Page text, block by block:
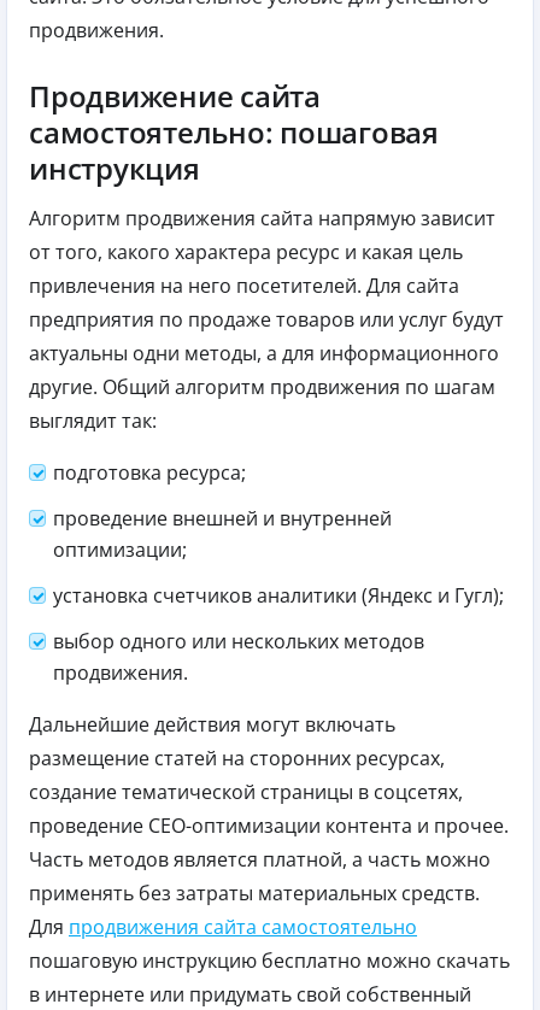
продвижения.
Продвижение сайта
самостоятельно: пошаговая
инструкция
Алгоритм продвижения сайта напрямую зависит
от того, какого характера ресурс и какая цель
привлечения на него посетителей. Для сайта
предприятия по продаже товаров или услуг будут
актуальны одни методы, а для информационного
другие. Общий алгоритм продвижения по шагам
выглядит так:
подготовка ресурса;
проведение внешней и внутренней
оптимизации;
установка счетчиков аналитики (Яндекс и Гугл);
выбор одного или нескольких методов
продвижения.
Дальнейшие действия могут включать
размещение статей на сторонних ресурсах,
создание тематической страницы в соцсетях,
проведение СЕО-оптимизации контента и прочее.
Часть методов является платной, а часть можно
применять без затраты материальных средств.
Для продвижения сайта самостоятельно
пошаговую инструкцию бесплатно можно скачать
в интернете или придумать свой собственный